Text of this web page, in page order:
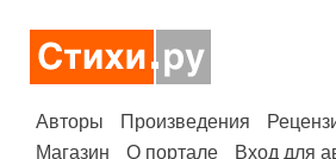
Авторы Произведения
Магазин
О портале Вход для